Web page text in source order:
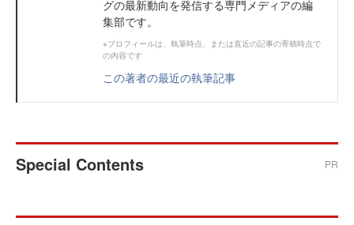
グの最新動向を発信する専門メディアの編
集部です。
※プロフィールは、執筆時点、または直近の記事の寄稿時点で
の内容です
この著者の最近の執筆記事
Special Contents PR